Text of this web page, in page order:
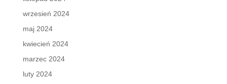
wrzesień 2024
maj 2024
kwiecień 2024
marzec 2024
luty 2024